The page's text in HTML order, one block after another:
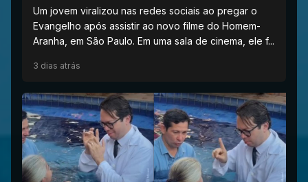
Um jovem viralizou nas redes sociais ao pregar o
Evangelho após assistir ao novo filme do Homem-
Aranha, em São Paulo. Em uma sala de cinema, ele f...
3 dias atrás